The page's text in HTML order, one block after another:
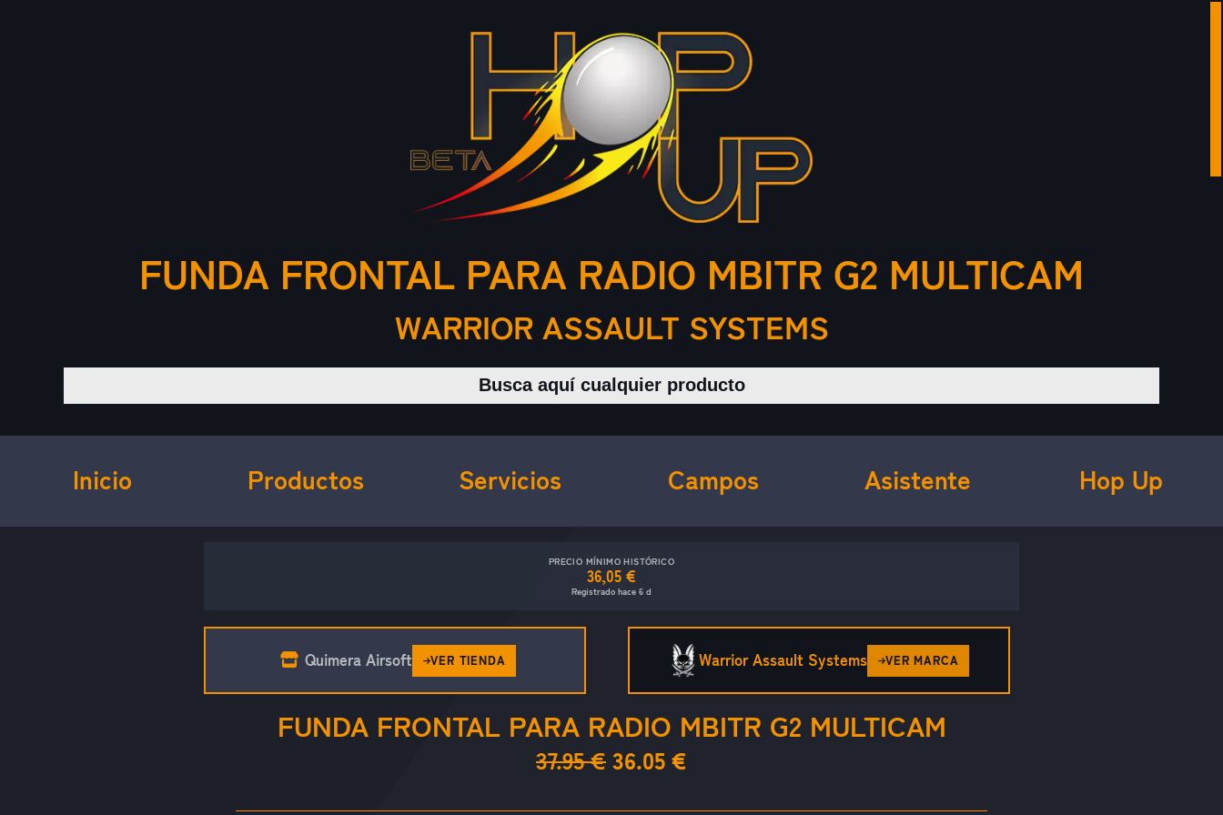
FUNDA FRONTAL PARA RADIO MBITR G2 MULTICAM
WARRIOR ASSAULT SYSTEMS
Buscar productos
Inicio Productos Servicios Campos Asistente Hop Up
PRECIO MÍNIMO HISTÓRICO
36,05 €
Registrado hace 6 d
Quimera Airsoft VER TIENDA
FUNDA FRONTAL PARA RADIO MBITR G2 MULTICAM
37.95 € 36.05 €
Warrior Assault Systems VER MARCA